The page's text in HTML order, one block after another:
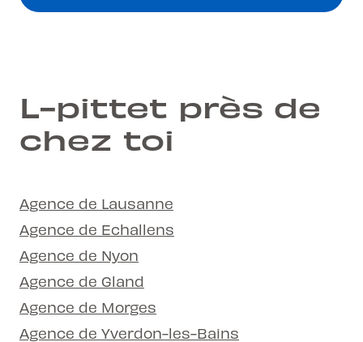
L-pittet près de
chez toi
Agence de Lausanne
Agence de Echallens
Agence de Nyon
Agence de Gland
Agence de Morges
Agence de Yverdon-les-Bains